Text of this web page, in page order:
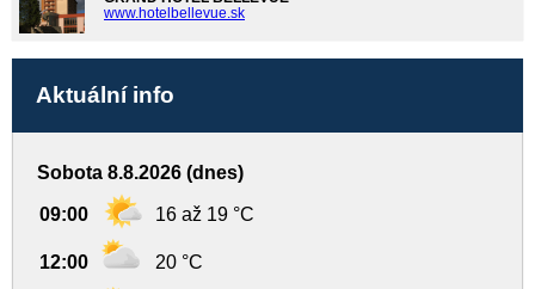
www.hotelbellevue.sk
Aktuální info
Sobota 8.8.2026 (dnes)
09:00 16 až 19 °C
12:00 20 °C